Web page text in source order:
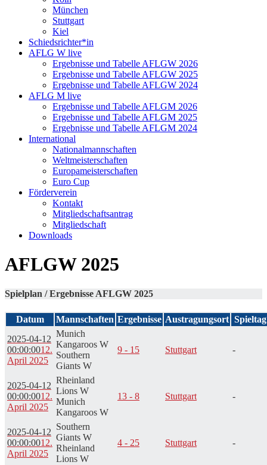
München
Stuttgart
Kiel
Schiedsrichter*in
AFLG W live
Ergebnisse und Tabelle AFLGW 2026
Ergebnisse und Tabelle AFLGW 2025
Ergebnisse und Tabelle AFLGW 2024
AFLG M live
Ergebnisse und Tabelle AFLGM 2026
Ergebnisse und Tabelle AFLGM 2025
Ergebnisse und Tabelle AFLGM 2024
International
Nationalmannschaften
Weltmeisterschaften
Europameisterschaften
Euro Cup
Förderverein
Kontakt
Mitgliedschaftsantrag
Mitgliedschaft
Downloads
AFLGW 2025
Spielplan / Ergebnisse AFLGW 2025
Datum Mannschaften Ergebnisse Austragungsort Spieltag
2025-04-12
00:00:0012.
April 2025
Munich
Kangaroos W
Southern
Giants W
9 - 15 Stuttgart -
2025-04-12
00:00:0012.
April 2025
Rheinland
Lions W
Munich
Kangaroos W
13 - 8 Stuttgart -
2025-04-12
00:00:0012.
April 2025
Southern
Giants W
Rheinland
Lions W
4 - 25 Stuttgart -